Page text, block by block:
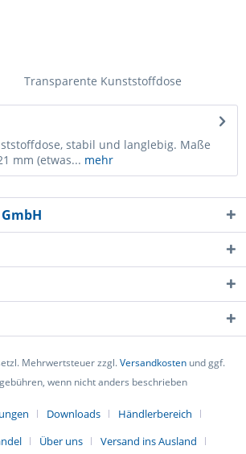
Transparente Kunststoffdose
stabil und langlebig. Maße
mm (etwas... mehr
Mehrwertsteuer zzgl.Versandkosten und ggf.
wenn nicht anders beschrieben
Downloads
Händlerbereich
Über uns Versand ins Ausland